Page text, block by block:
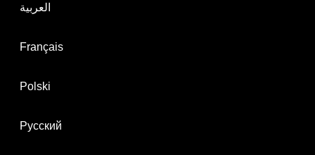
العربية
Français
Polski
Русский